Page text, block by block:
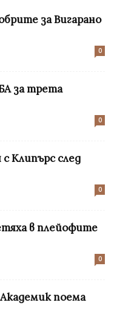
за Вигарано
0
за трета
0
Клипърс след
0
в плейофите
0
поема